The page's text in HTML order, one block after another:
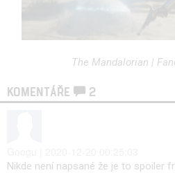
The Mandalorian |
KOMENTÁŘE 2
Nikde není napsané že je to spoiler